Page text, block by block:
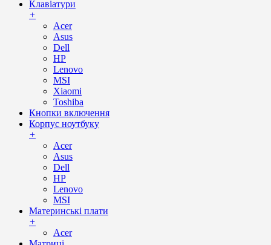
Клавіатури
+
Acer
Asus
Dell
HP
Lenovo
MSI
Xiaomi
Toshiba
Кнопки включення
Корпус ноутбуку
+
Acer
Asus
Dell
HP
Lenovo
MSI
Материнські плати
+
Acer